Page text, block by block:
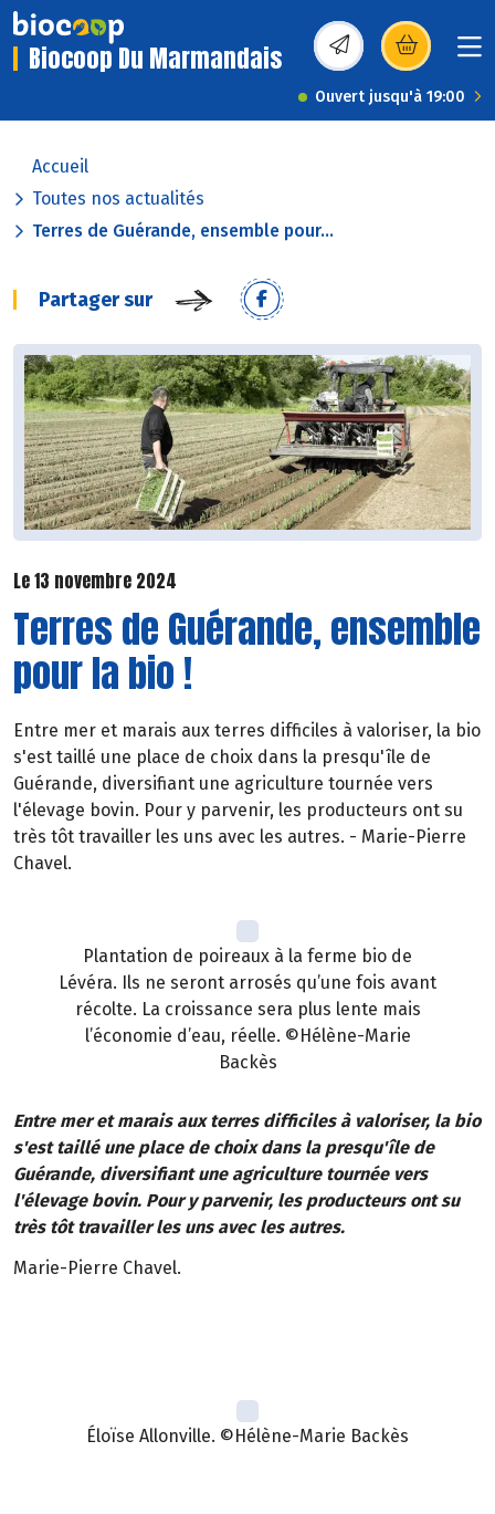
Biocoop Du Marmandais (s’ouvre dans une
Ouvert jusqu'à 19:00
Accueil
Toutes nos actualités
Terres de Guérande, ensemble pour...
Partager sur
Le 13 novembre 2024
Terres de Guérande, ensemble
pour la bio !
Entre mer et marais aux terres difficiles à valoriser, la bio
s'est taillé une place de choix dans la presqu'île de
Guérande, diversifiant une agriculture tournée vers
l'élevage bovin. Pour y parvenir, les producteurs ont su
très tôt travailler les uns avec les autres. - Marie-Pierre
Chavel.
Plantation de poireaux à la ferme bio de
Lévéra. Ils ne seront arrosés qu’une fois avant
récolte. La croissance sera plus lente mais
l’économie d’eau, réelle. ©Hélène-Marie
Backès
Entre mer et marais aux terres difficiles à valoriser, la bio
s'est taillé une place de choix dans la presqu'île de
Guérande, diversifiant une agriculture tournée vers
l'élevage bovin. Pour y parvenir, les producteurs ont su
très tôt travailler les uns avec les autres.
Marie-Pierre Chavel.
Éloïse Allonville. ©Hélène-Marie Backès